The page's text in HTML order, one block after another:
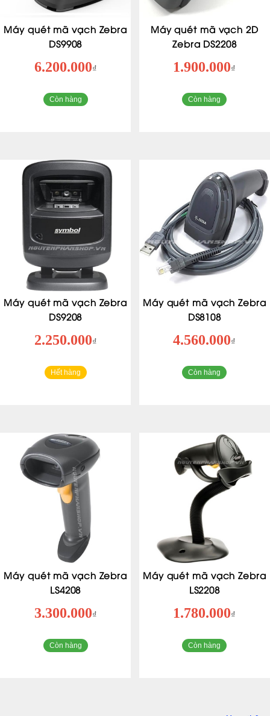
Máy quét mã vạch Zebra
DS9908
6.200.000₫
Còn hàng
Máy quét mã vạch 2D
Zebra DS2208
1.900.000₫
Còn hàng
Máy quét mã vạch Zebra
DS9208
2.250.000₫
Hết hàng
Máy quét mã vạch Zebra
DS8108
4.560.000₫
Còn hàng
Máy quét mã vạch Zebra
LS4208
3.300.000₫
Còn hàng
Máy quét mã vạch Zebra
LS2208
1.780.000₫
Còn hàng